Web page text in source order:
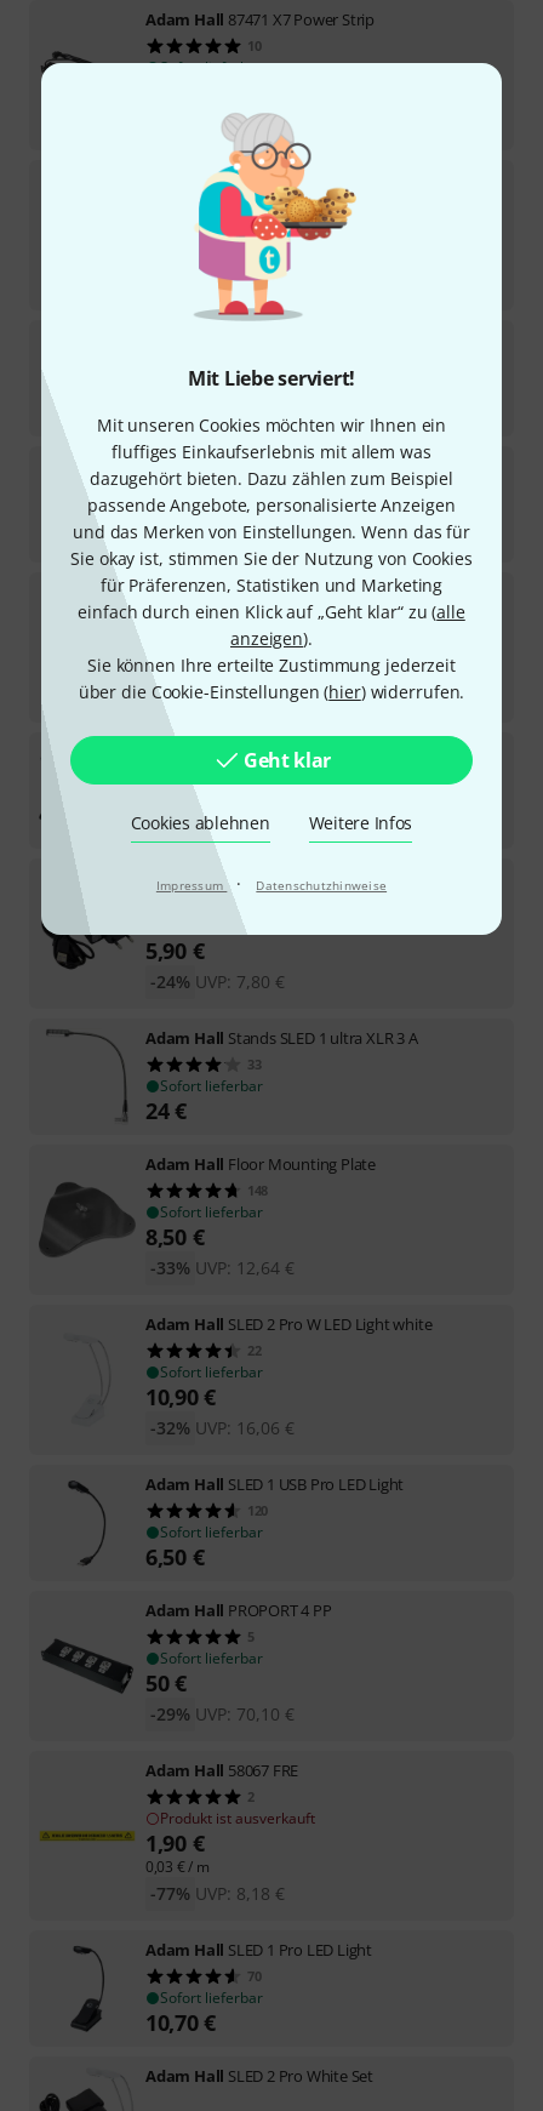
Mit Liebe serviert!
Mit unseren Cookies möchten wir Ihnen ein
fluffiges Einkaufserlebnis mit allem was
dazugehört bieten. Dazu zählen zum Beispiel
passende Angebote, personalisierte Anzeigen
und das Merken von Einstellungen. Wenn das für
Sie okay ist, stimmen Sie der Nutzung von Cookies
für Präferenzen, Statistiken und Marketing
einfach durch einen Klick auf „Geht klar“ zu (alle
anzeigen).
Sie können Ihre erteilte Zustimmung jederzeit
über die Cookie-Einstellungen (hier) widerrufen.
Geht klar
Cookies ablehnen Weitere Infos
Impressum · Datenschutzhinweise
Adam Hall 87471 X7 Power Strip
10
Sofort lieferbar
UVP: 44,90 €
Adam Hall87470 Power Strip 4 Sockets
88
Sofort lieferbar
UVP:42,28 €
Sofort lieferbar
Adam HallSLED 1 Ultra XLR 3
106
Sofort lieferbar
18,50 €
Adam HallPROPORT 2 T
5
Sofort lieferbar
45 €
UVP:67,26 €
-33%
SLED 2 Pro Black Set
Sofort lieferbar
16 €
Adam Hall SLED PS USB Power Adapter
Sofort lieferbar
5,90 €
UVP: 7,80 €
-24%
Adam Hall Stands SLED 1 ultra XLR 3 A
33
Sofort lieferbar
24€
Adam Hall Floor Mounting Plate
148
Sofort lieferbar
8,50 €
UVP: 12,64 €
-33%
Adam Hall SLED 2 Pro W LED Light white
22
Sofort lieferbar
10,90€
UVP: 16,06 €
-32%
Adam Hall SLED 1 USB Pro LED Light
120
Sofort lieferbar
6,50 €
Adam Hall PROPORT 4 PP
5
Sofort lieferbar
50€
UVP: 70,10 €
-29%
Adam Hall 58067 FRE
2
Produkt ist ausverkauft
1,90 €
0,03 €/ m
UVP: 8,18 €
-77%
Adam Hall SLED 1 Pro LED Light
70
Sofort lieferbar
10,70€
Adam Hall SLED 2 Pro White Set